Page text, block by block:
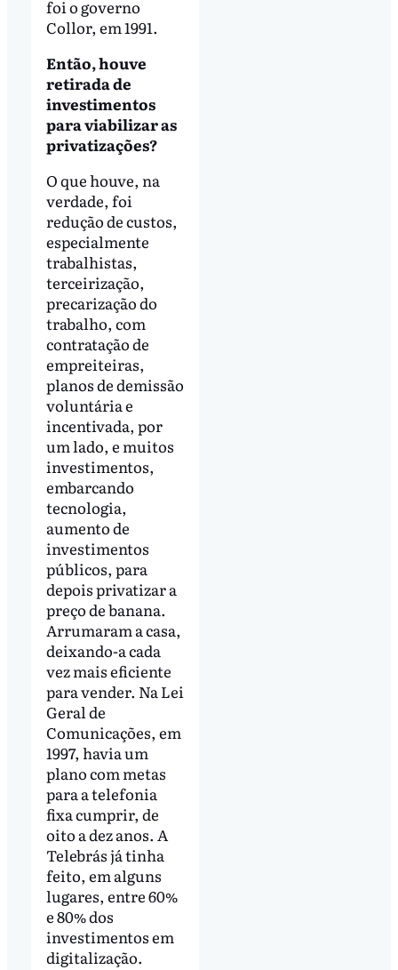
foi o governo
Collor, em 1991.
Então, houve
retirada de
investimentos
para viabilizar as
privatizações?
O que houve, na
verdade, foi
redução de custos,
especialmente
trabalhistas,
terceirização,
precarização do
trabalho, com
contratação de
empreiteiras,
planos de demissão
voluntária e
incentivada, por
um lado, e muitos
investimentos,
embarcando
tecnologia,
aumento de
investimentos
públicos, para
depois privatizar a
preço de banana.
Arrumaram a casa,
deixando-a cada
vez mais eficiente
para vender. Na Lei
Geral de
Comunicações, em
1997, havia um
plano com metas
para a telefonia
fixa cumprir, de
oito a dez anos. A
Telebrás já tinha
feito, em alguns
lugares, entre 60%
e 80% dos
investimentos em
digitalização.